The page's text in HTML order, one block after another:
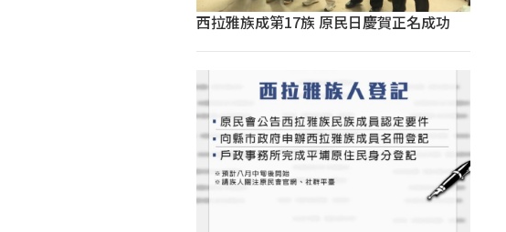
西拉雅族成第17族 原民日慶賀正名成功